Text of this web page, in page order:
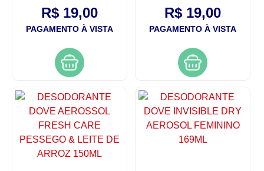
R$ 19,00
PAGAMENTO À VISTA
R$ 19,00
PAGAMENTO À VISTA